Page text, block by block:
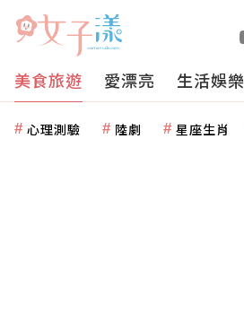
美食旅遊 愛漂亮 生活娛樂
心理測驗 陸劇 星座生肖